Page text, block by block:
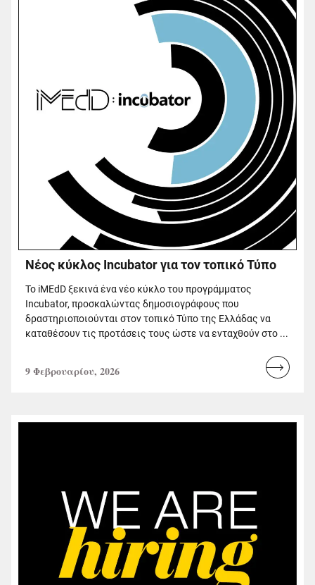
Νέος κύκλος Incubator για τον τοπικό Τύπο
Το iMEdD ξεκινά ένα νέο κύκλο του προγράμματος
Incubator, προσκαλώντας δημοσιογράφους που
δραστηριοποιούνται στον τοπικό Τύπο της Ελλάδας να
καταθέσουν τις προτάσεις τους ώστε να ενταχθούν στο ...
9 Φεβρουαρίου, 2026
Read